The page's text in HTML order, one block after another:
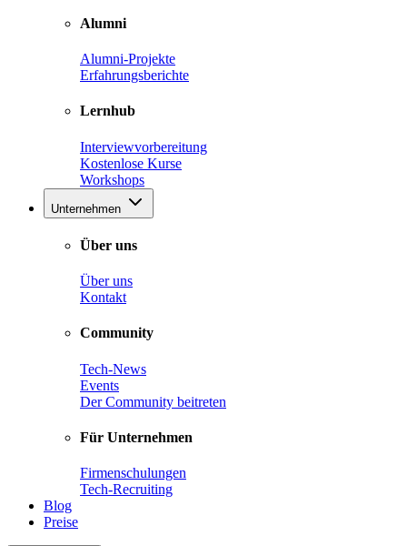
Alumni
Alumni-Projekte
Erfahrungsberichte
Lernhub
Interviewvorbereitung
Kostenlose Kurse
Workshops
Unternehmen
Über uns
Über uns
Kontakt
Community
Tech-News
Events
Der Community beitreten
Für Unternehmen
Firmenschulungen
Tech-Recruiting
Blog
Preise